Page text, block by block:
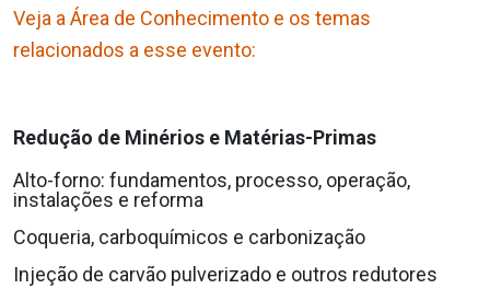
Veja a Área de Conhecimento e os temas
relacionados a esse evento:
Redução de Minérios e Matérias-Primas
Alto-forno: fundamentos, processo, operação,
instalações e reforma
Coqueria, carboquímicos e carbonização
Injeção de carvão pulverizado e outros redutores